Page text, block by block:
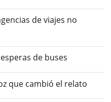
de viajes no
de buses
que cambió el relato